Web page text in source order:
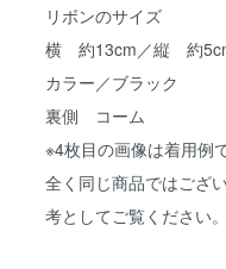
リボンのサイズ
横 約13cm／縦 約
カラー／ブラック
裏側 コーム
※4枚目の画像は着用例で
全く同じ商品ではござ
考としてご覧ください。